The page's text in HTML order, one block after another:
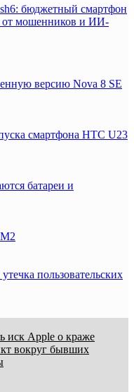
бюджетный смартфон
от мошенников и ИИ-
версию Nova 8 SE
смартфона HTC U23
батареи и
пользовательских
иск Apple о краже
вокруг бывших